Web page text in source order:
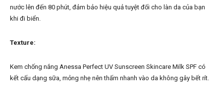
nước lên đến 80 phút, đảm bảo hiệu quả tuyệt đối cho làn da của bạn
khi đi biển.
Texture:
Kem chống nắng Anessa Perfect UV Sunscreen Skincare Milk SPF có
kết cấu dạng sữa, mỏng nhẹ nên thấm nhanh vào da không gây bết rít.